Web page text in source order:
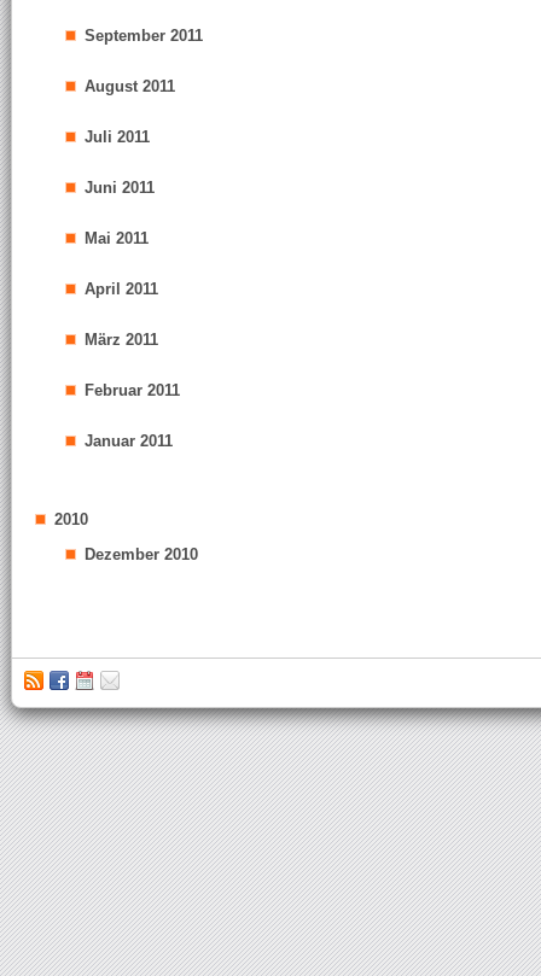
September 2011
August 2011
Juli 2011
Juni 2011
Mai 2011
April 2011
März 2011
Februar 2011
Januar 2011
2010
Dezember 2010